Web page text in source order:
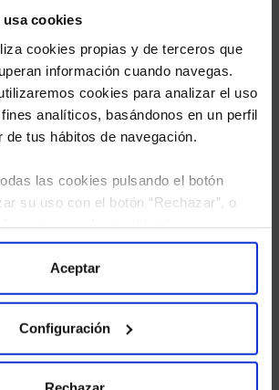
usa cookies
cookies propias y de terceros que
información cuando navegas.
cookies para analizar el uso
analíticos, basándonos en un perfil
de tus hábitos de navegación.
las cookies pulsando el botón
su uso con el botón “Rechazar”, o
nuestraPolítica
más información.
Aceptar
Configuración
de privacidady consiento el